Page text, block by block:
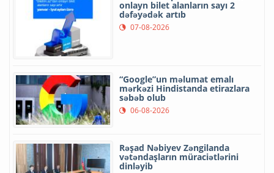
onlayn bilet alanların sayı 2
dəfəyədək artıb
07-08-2026
“Google”un məlumat emalı
mərkəzi Hindistanda etirazlara
səbəb olub
06-08-2026
Rəşad Nəbiyev Zəngilanda
vətəndaşların müraciətlərini
dinləyib